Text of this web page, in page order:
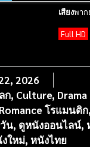
เสียงพาก
Full HD
2026
ก, Culture,
Romance โรแมนติก,
น, ดูหนังออนไลน์,
ใหม่, หนังไทย